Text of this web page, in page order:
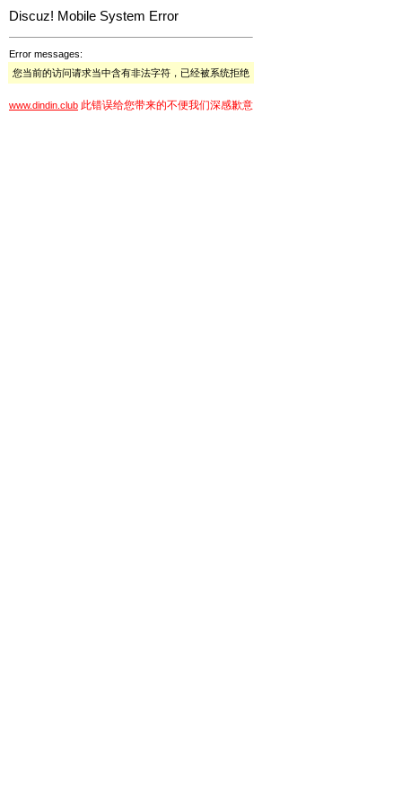
Discuz! Mobile System Error
Error messages:
您当前的访问请求当中含有非法字符，已经被系统拒绝
www.dindin.club 此错误给您带来的不便我们深感歉意